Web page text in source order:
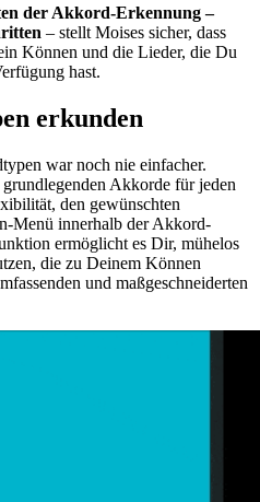
der Akkord-Erkennung –
– stellt Moises sicher, dass
Können und die Lieder, die Du
hast.
erkunden
war noch nie einfacher.
Akkorde für jeden
den gewünschten
Menü innerhalb der Akkord-
ermöglicht es Dir, mühelos
die zu Deinem Können
und maßgeschneiderten